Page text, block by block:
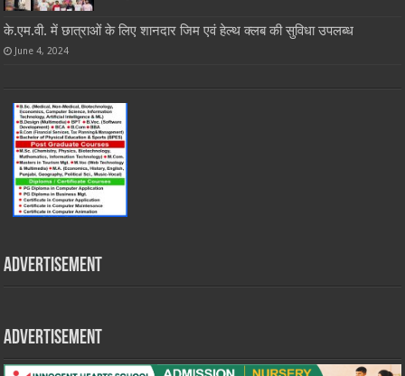
के.एम.वी. में छात्राओं के लिए शानदार जिम एवं हेल्थ क्लब की सुविधा उपलब्ध
June 4, 2024
Advertisement
Advertisement